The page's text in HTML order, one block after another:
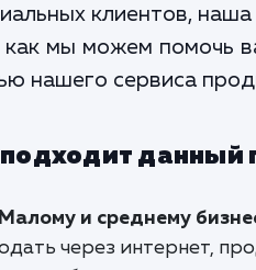
клиентов,
как мы можем помочь
нашего сервиса
данный
Малому и среднему
через интернет,